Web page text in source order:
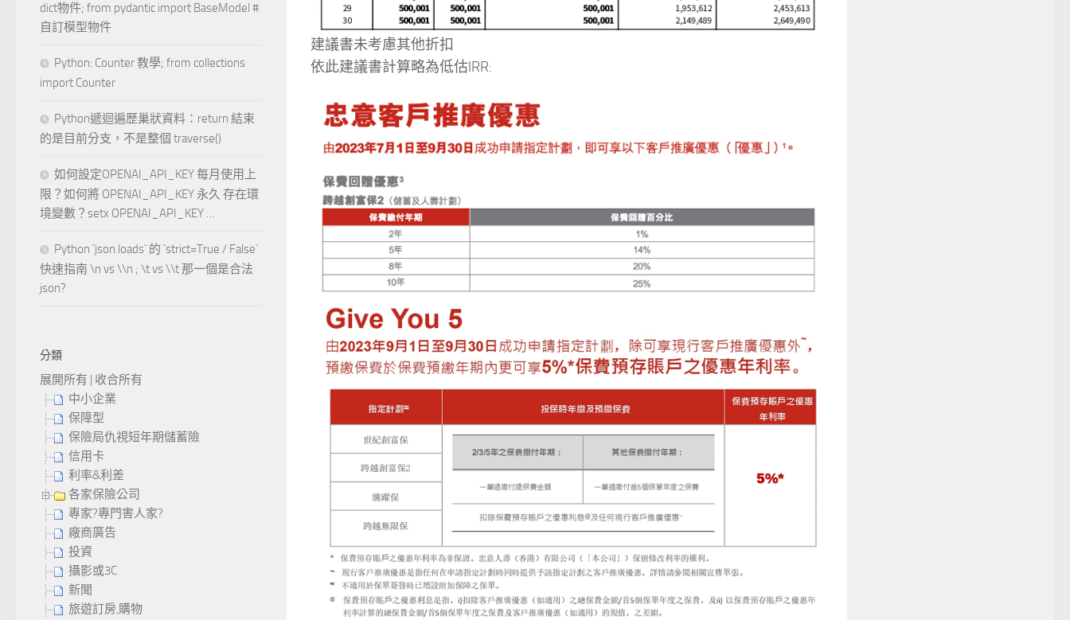
建議書未考慮其他折扣
依此建議書計算略為低估IRR:
dict物件; from pydantic import BaseModel #
自訂模型物件
Python: Counter 教學; from collections
import Counter
Python遞迴遍歷巢狀資料：return 結束
的是目前分支，不是整個 traverse()
如何設定OPENAI_API_KEY 每月使用上
限？如何將 OPENAI_API_KEY 永久 存在環
境變數？setx OPENAI_API_KEY …
Python `json.loads` 的 `strict=True / False`
快速指南 \n vs \\n ; \t vs \\t 那一個是合法
json?
分類
展開所有 | 收合所有
中小企業
保障型
保險局仇視短年期儲蓄險
信用卡
利率&利差
各家保險公司
專家?專門害人家?
廠商廣告
投資
攝影或3C
新聞
旅遊訂房,購物